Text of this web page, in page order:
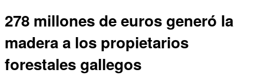
278 millones de euros generó la
madera a los propietarios
forestales gallegos